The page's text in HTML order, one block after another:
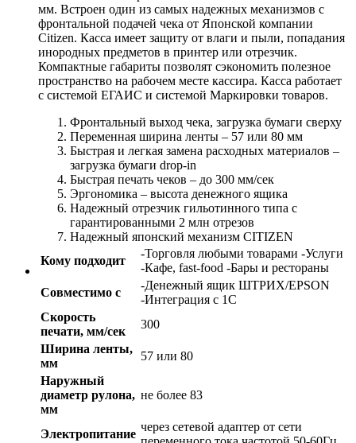
мм. Встроен один из самых надежных механизмов с
фронтальной подачей чека от Японской компании
Citizen. Касса имеет защиту от влаги и пыли, попадания
инородных предметов в принтер или отрезчик.
Компактные габариты позволят сэкономить полезное
пространство на рабочем месте кассира. Касса работает
с системой ЕГАИС и системой Маркировки товаров.
Фронтальный выход чека, загрузка бумаги сверху
Переменная ширина ленты – 57 или 80 мм
Быстрая и легкая замена расходных материалов –
загрузка бумаги drop-in
Быстрая печать чеков – до 300 мм/сек
Эргономика – высота денежного ящика
Надежный отрезчик гильотинного типа с
гарантированными 2 млн отрезов
Надежный японский механизм CITIZEN
Кому подходит
-Торговля любыми товарами -Услуги
-Кафе, fast-food -Бары и рестораны
Совместимо с
-Денежный ящик ШТРИХ/EPSON
-Интеграция с 1С
Скорость
печати, мм/сек
300
Ширина ленты,
мм
57 или 80
Наружный
диаметр рулона,
мм
не более 83
Электропитание
через сетевой адаптер от сети